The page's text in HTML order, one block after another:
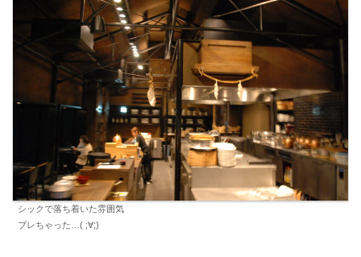
シックで落ち着いた雰囲気
ブレちゃった…( ;∀;)